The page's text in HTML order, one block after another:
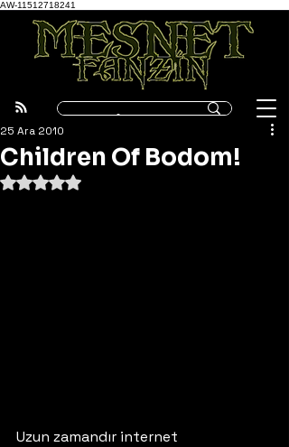
AW-11512718241
Children Of Bodom!
25 Ara 2010
5 üzerinden NaN yıldız
Uzun zamandır internet